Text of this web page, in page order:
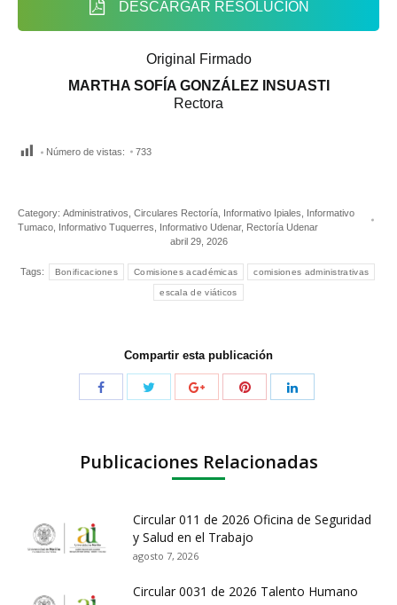
DESCARGAR RESOLUCIÓN
Original Firmado
MARTHA SOFÍA GONZÁLEZ INSUASTI
Rectora
Número de vistas: 733
Category: Administrativos Circulares Rectoría Informativo Ipiales
Informativo
Tumaco Informativo Tuquerres Informativo Udenar, Rectoría Udenar
abril 29, 2026
Tags: Bonificaciones Comisiones académicas comisiones administrativas
escala de viáticos
Compartir esta publicación
Publicaciones Relacionadas
Circular 011 de 2026 Oficina de Seguridad
y Salud en el Trabajo
agosto 7, 2026
Circular 0031 de 2026 Talento Humano